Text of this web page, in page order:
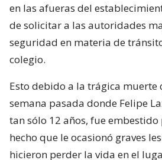
en las afueras del
de solicitar a las autoridades
seguridad en materia de
colegio.
Esto debido a la trágica muerte
semana pasada donde Felipe
tan sólo 12 años, fue
hecho que le ocasionó graves
hicieron perder la vida en el